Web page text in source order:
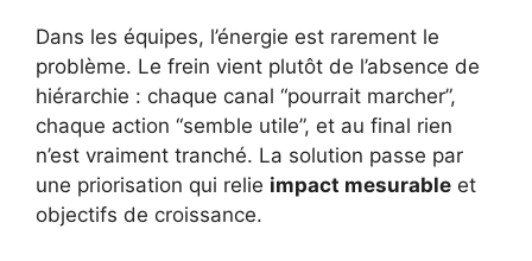
Dans les équipes, l’énergie est rarement le
problème. Le frein vient plutôt de l’absence de
hiérarchie : chaque canal “pourrait marcher”,
chaque action “semble utile”, et au final rien
n’est vraiment tranché. La solution passe par
une priorisation qui relie impact mesurable et
objectifs de croissance.